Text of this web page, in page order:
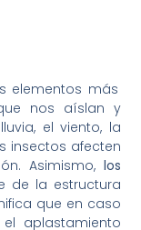
elementos más
nos aíslan y
el viento, la
insectos afecten
Asimismo, los
de la estructura
que en caso
aplastamiento